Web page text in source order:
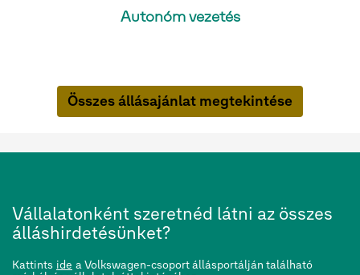
Autonóm vezetés
Összes állásajánlat megtekintése
Vállalatonként szeretnéd látni az összes
álláshirdetésünket?
Kattints ide a Volkswagen-csoport állásportálján található